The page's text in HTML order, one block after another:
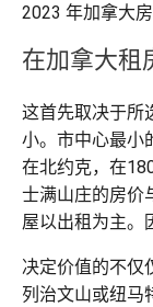
2023 年加拿大
在加拿大租
这首先取决于所
小。市中心最小
在北约克，在
士满山庄的房价
屋以出租为主。
决定价值的不仅
列治文山或纽马